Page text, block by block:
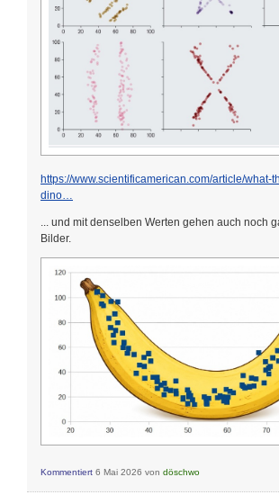
https://www.scientificamerican.com/article/what-
dino…
... und mit denselben Werten gehen auch noch
Bilder.
Kommentiert 6 Mai 2026 von döschwo